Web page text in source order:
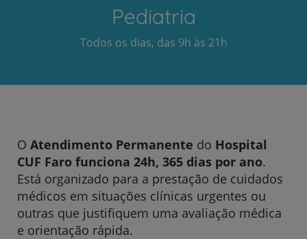
Pediatria
Todos os dias, das 9h às 21h
O Atendimento Permanente do Hospital
CUF Faro funciona 24h, 365 dias por ano.
Está organizado para a prestação de cuidados
médicos em situações clínicas urgentes ou
outras que justifiquem uma avaliação médica
e orientação rápida.